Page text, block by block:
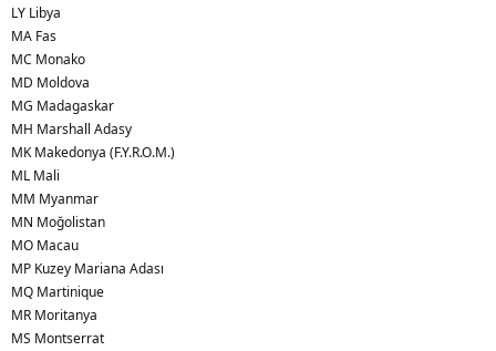
LY Libya
MA Fas
MC Monako
MD Moldova
MG Madagaskar
MH Marshall Adasy
MK Makedonya (F.Y.R.O.M.)
ML Mali
MM Myanmar
MN Moğolistan
MO Macau
MP Kuzey Mariana Adası
MQ Martinique
MR Moritanya
MS Montserrat